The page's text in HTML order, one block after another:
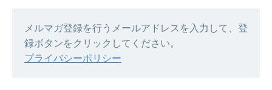
メルマガ登録を行うメールアドレスを入力して、登
録ボタンをクリックしてください。
プライバシーポリシー